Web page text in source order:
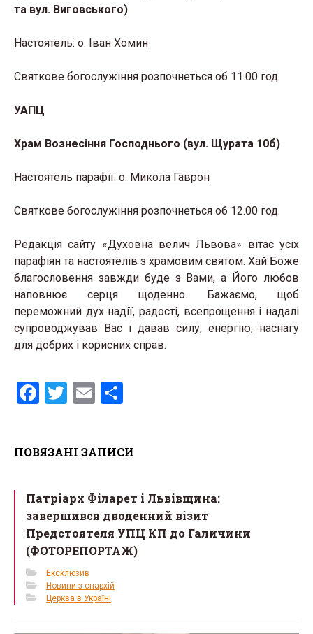
та вул. Виговського)
Настоятель: о. Іван Хомин
Святкове богослужіння розпочнеться об 11.00 год.
УАПЦ
Храм Вознесіння Господнього (вул. Щурата 10б)
Настоятель парафії: о. Микола Гаврон
Святкове богослужіння розпочнеться об 12.00 год.
Редакція сайту «Духовна велич Львова» вітає усіх
парафіян та настоятелів з храмовим святом. Хай Боже
благословення завжди буде з Вами, а Його любов
наповнює серця щоденно. Бажаємо, щоб
переможний дух надії, радості, всепрощення і надалі
супроводжував Вас і давав силу, енергію, наснагу
для добрих і корисних справ.
F
b
o
k
T
er
E
e
ПОВЯЗАНІ ЗАПИСИ
Патріарх Філарет і Львівщина:
завершився дводенний візит
Предстоятеля УПЦ КП до Галичини
(ФОТОРЕПОРТАЖ)
Ексклюзив
Новини з єпархій
Церква в Україні